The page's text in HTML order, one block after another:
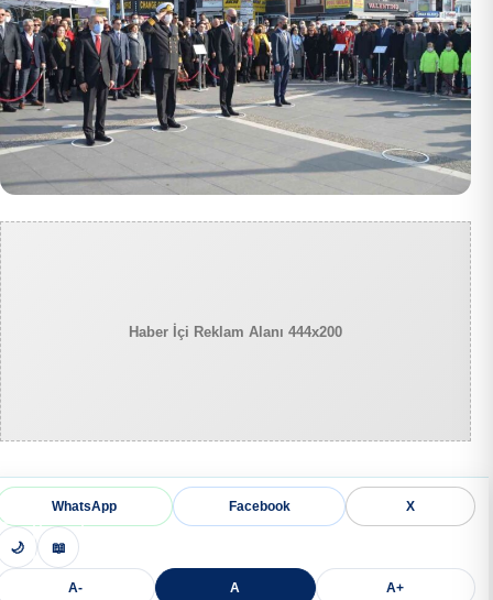
Haber İçi Reklam Alanı 444x200
WhatsApp Facebook X
🌙 📖
A- A A+